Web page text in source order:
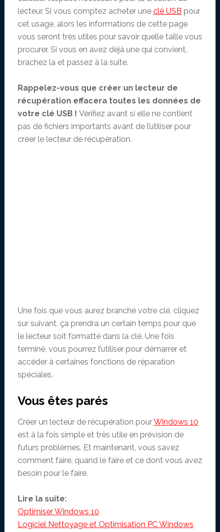
lecteur. Si vous comptez acheter une clé USB pour
cet usage, alors les informations de cette page
vous seront très utiles pour savoir quelle taille vous
procurer. Si vous en avez déjà une qui convient,
brachez la et passez à la suite.
Rappelez-vous que créer un lecteur de
récupération effacera toutes les données de
votre clé USB ! Vérifiez avant si elle ne contient
pas de fichiers importants avant de l’utiliser pour
créer le lecteur de récupération.
Une fois que vous aurez branché votre clé, cliquez
sur suivant, ça prendra un certain temps pour que
le lecteur soit formatté dans la clé. Une fois
terminé, vous pourrez l’utiliser pour démarrer et
accéder à certaines fonctions de réparation
spéciales.
Vous êtes parés
Créer un lecteur de récupération pourWindows 10
est à la fois simple et très utile en prévision de
futurs problèmes. Et maintenant, vous savez
comment faire, quand le faire et ce dont vous avez
besoin pour le faire.
Lire la suite:
Optimiser Windows 10
Logiciel Nettoyage et Optimisation PC Windows